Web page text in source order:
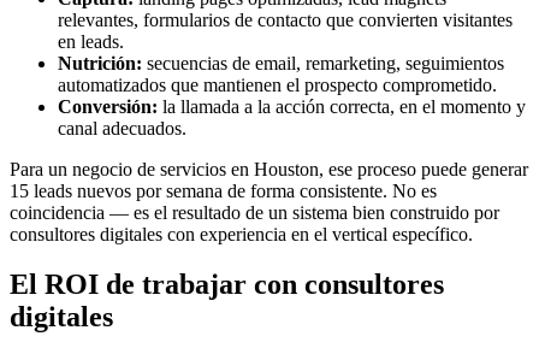
relevantes, formularios de contacto que convierten visitantes
en leads.
Nutrición: secuencias de email, remarketing, seguimientos
automatizados que mantienen el prospecto comprometido.
Conversión: la llamada a la acción correcta, en el momento y
canal adecuados.
Para un negocio de servicios en Houston, ese proceso puede generar
15 leads nuevos por semana de forma consistente. No es
coincidencia — es el resultado de un sistema bien construido por
consultores digitales con experiencia en el vertical específico.
El ROI de trabajar con consultores
digitales